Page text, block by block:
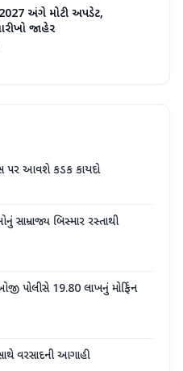
2027 અંગે મોટી અપડેટ,
જાહેર
પર આવશે કડક કાયદો
સામ્રાજ્ય બિસ્માર રસ્તાથી
પોલીસે 19.80 લાખનું મોર્ફિન
વરસાદની આગાહી